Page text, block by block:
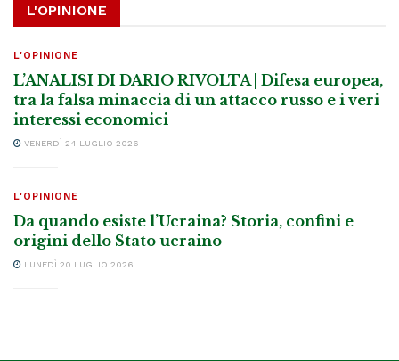
L'OPINIONE
L'OPINIONE
L’ANALISI DI DARIO RIVOLTA | Difesa europea,
tra la falsa minaccia di un attacco russo e i veri
interessi economici
VENERDÌ 24 LUGLIO 2026
L'OPINIONE
Da quando esiste l’Ucraina? Storia, confini e
origini dello Stato ucraino
LUNEDÌ 20 LUGLIO 2026